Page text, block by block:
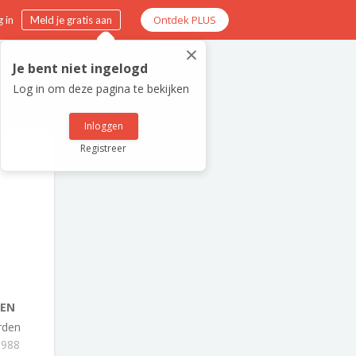
in Meld je gratis aan Ontdek PLUS
×
Je bent niet ingelogd
Log in om deze pagina te bekijken
Inloggen
Registreer